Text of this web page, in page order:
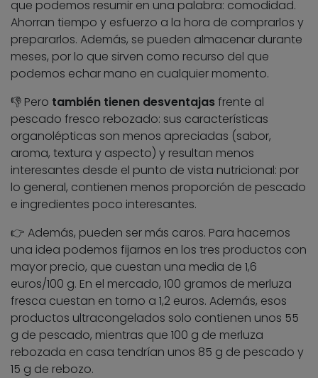
que podemos resumir en una palabra: comodidad.
Ahorran tiempo y esfuerzo a la hora de comprarlos y
prepararlos. Además, se pueden almacenar durante
meses, por lo que sirven como recurso del que
podemos echar mano en cualquier momento.
👎 Pero también tienen desventajasfrente al
pescado fresco rebozado: sus características
organolépticas son menos apreciadas (sabor,
aroma, textura y aspecto) y resultan menos
interesantes desde el punto de vista nutricional: por
lo general, contienen menos proporción de pescado
e ingredientes poco interesantes.
​👉 Además, pueden ser más caros. Para hacernos
una idea podemos fijarnos en los tres productos con
mayor precio, que cuestan una media de 1,6
euros/100 g. En el mercado, 100 gramos de merluza
fresca cuestan en torno a 1,2 euros. Además, esos
productos ultracongelados solo contienen unos 55
g de pescado, mientras que 100 g de merluza
rebozada en casa tendrían unos 85 g de pescado y
15 g de rebozo.